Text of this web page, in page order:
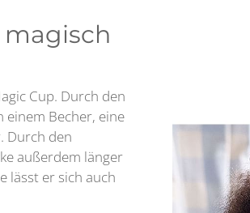
magisch
Cup. Durch den
einem Becher, eine
Durch den
außerdem länger
lässt er sich auch